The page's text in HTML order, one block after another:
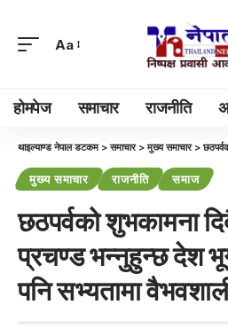
Aa
होमपेज समाचार राजनीति
थाइल्याण्ड नेपाल डटकम>समाचार>मुख्य समाचार>छठपर्वको
मुख्य समाचार राजनीति समाज
छठपर्वको शुभकामना
प्रचण्ड भन्नुहुन्छ देश
पनि सभ्यतामा